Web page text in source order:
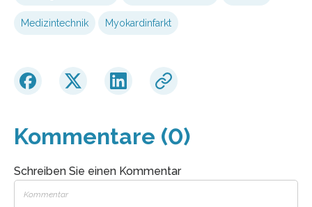
Medizintechnik Myokardinfarkt
Kommentare (0)
Schreiben Sie einen Kommentar